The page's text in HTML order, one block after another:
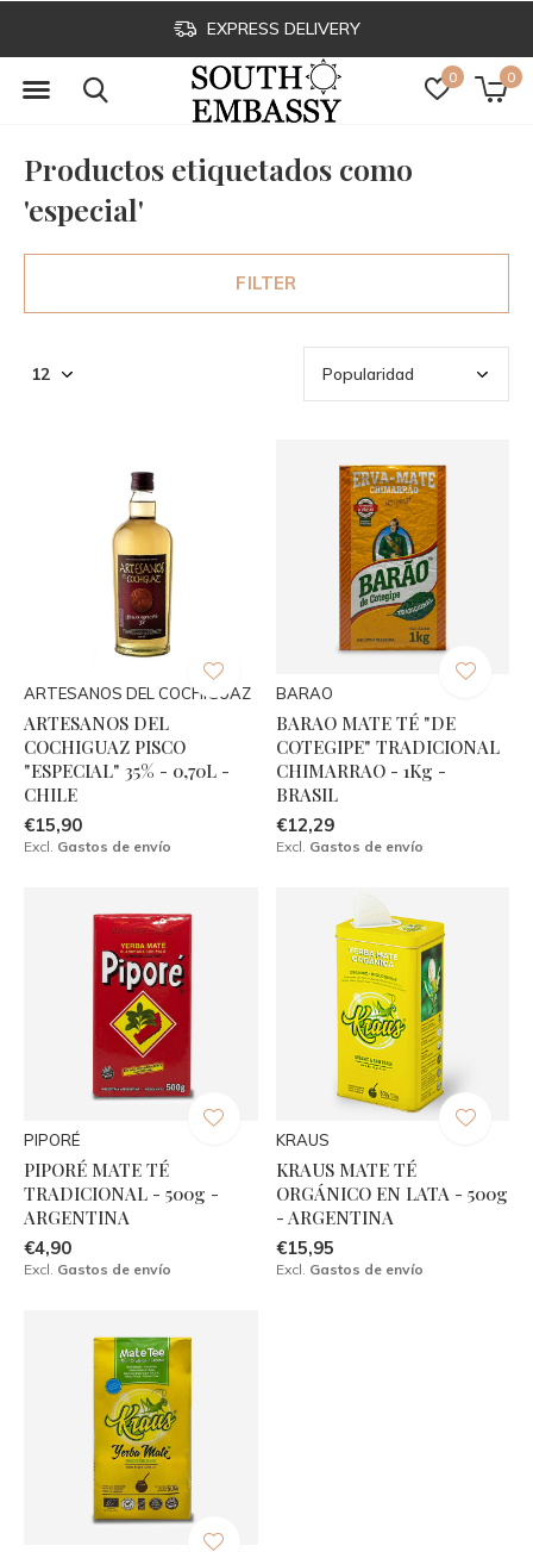
0 0
EXPRESS DELIVERY
Productos etiquetados como
'especial'
FILTER
ARTESANOS DEL COCHIGUAZ
ARTESANOS DEL
COCHIGUAZ PISCO
"ESPECIAL" 35% - 0,70L -
CHILE
€15,90
Excl. Gastos de envío
BARAO
BARAO MATE TÉ "DE
COTEGIPE" TRADICIONAL
CHIMARRAO - 1Kg -
BRASIL
€12,29
Excl. Gastos de envío
PIPORÉ
PIPORÉ MATE TÉ
TRADICIONAL - 500g -
ARGENTINA
€4,90
Excl. Gastos de envío
KRAUS
KRAUS MATE TÉ
ORGÁNICO EN LATA - 500g
- ARGENTINA
€15,95
Excl. Gastos de envío